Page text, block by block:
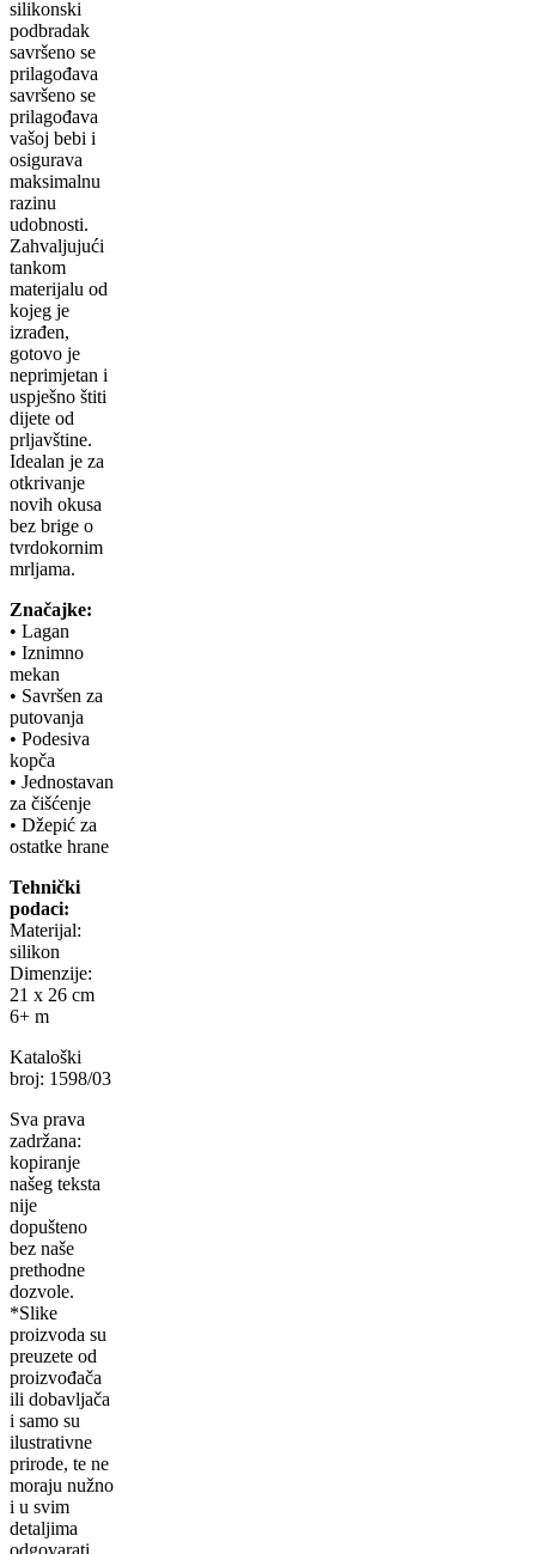
silikonski
podbradak
savršeno se
prilagođava
savršeno se
prilagođava
vašoj bebi i
osigurava
maksimalnu
razinu
udobnosti.
Zahvaljujući
tankom
materijalu od
kojeg je
izrađen,
gotovo je
neprimjetan i
uspješno štiti
dijete od
prljavštine.
Idealan je za
otkrivanje
novih okusa
bez brige o
tvrdokornim
mrljama.
Značajke:
• Lagan
• Iznimno
mekan
• Savršen za
putovanja
• Podesiva
kopča
• Jednostavan
za čišćenje
• Džepić za
ostatke hrane
Tehnički
podaci:
Materijal:
silikon
Dimenzije:
21 x 26 cm
6+ m
Kataloški
broj: 1598/03
Sva prava
zadržana:
kopiranje
našeg teksta
nije
dopušteno
bez naše
prethodne
dozvole.
*Slike
proizvoda su
preuzete od
proizvođača
ili dobavljača
i samo su
ilustrativne
prirode, te ne
moraju nužno
i u svim
detaljima
odgovarati